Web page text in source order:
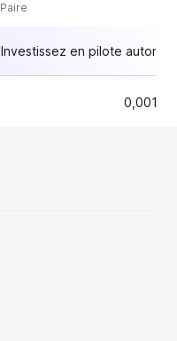
Paire
Investissez en pilote